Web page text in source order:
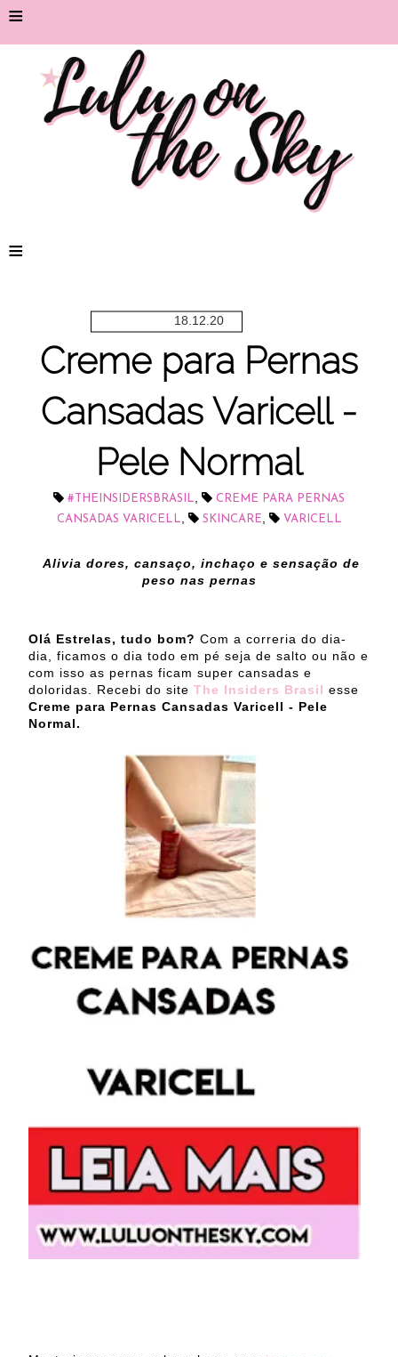
≡
≡
18.12.20
Creme para Pernas
Cansadas Varicell -
Pele Normal
#THEINSIDERSBRASIL,
CREME PARA PERNAS
CANSADAS VARICELL, SKINCARE, VARICELL
Alivia dores, cansaço, inchaço e sensação de
peso nas pernas
Olá Estrelas, tudo bom? Com a correria do dia-
dia, ficamos o dia todo em pé seja de salto ou não e
com isso as pernas ficam super cansadas e
doloridas. Recebi do site The Insiders Brasil esse
Creme para Pernas Cansadas Varicell - Pele
Normal.